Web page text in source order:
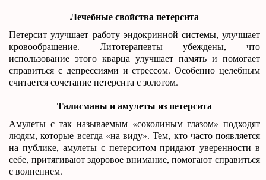
Лечебные свойства петерсита
Петерсит улучшает работу эндокринной системы, улучшает
кровообращение. Литотерапевты убеждены, что
использование этого кварца улучшает память и помогает
справиться с депрессиями и стрессом. Особенно целебным
считается сочетание петерсита с золотом.
Талисманы и амулеты из петерсита
Амулеты с так называемым «соколиным глазом» подходят
людям, которые всегда «на виду». Тем, кто часто появляется
на публике, амулеты с петерситом придают уверенности в
себе, притягивают здоровое внимание, помогают справиться
с волнением.